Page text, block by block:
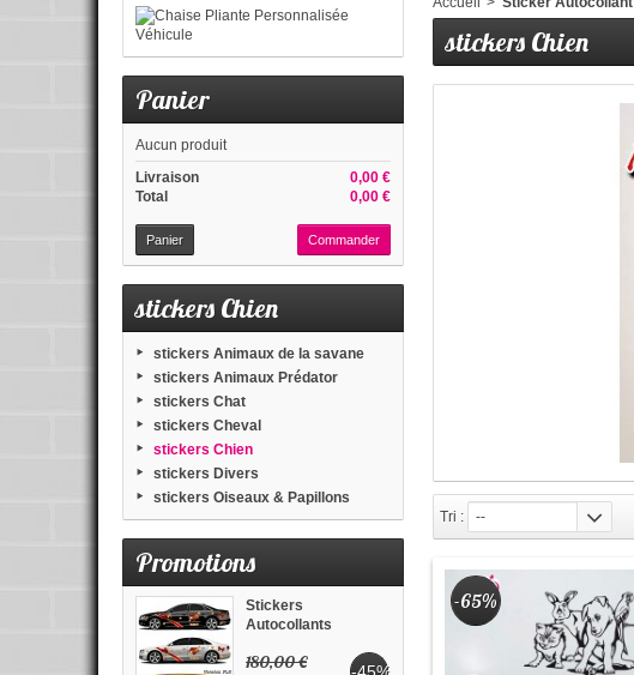
Panier
Aucun produit
0,00 €
Livraison
0,00 €
Total
Panier Commander
stickers Chien
stickers Animaux de la savane
stickers Animaux Prédator
stickers Chat
stickers Cheval
stickers Chien
stickers Divers
stickers Oiseaux & Papillons
Promotions
Stickers
Autocollants
180,00 €
stickers Chien
Tri : --
-65%